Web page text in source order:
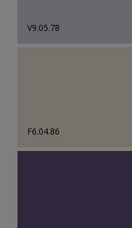
V9.05.78
F6.04.86